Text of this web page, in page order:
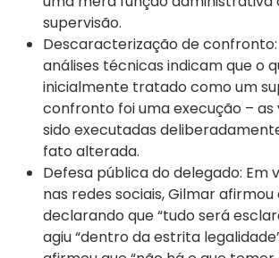
supervisão.
Descaracterização de
análises técnicas indicam que o
inicialmente tratado como um
confronto foi uma execução –
sido executadas
fato alterada.
Defesa pública do delegado: Em
nas redes sociais, Gilmar
declarando que “tudo será
agiu “dentro da estrita